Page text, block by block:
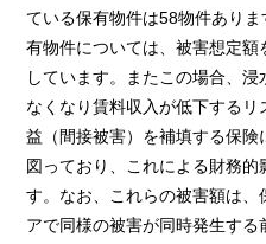
ている保有物件は58物件あり
有物件については、被害想定額
しています。またこの場合、
なくなり賃料収入が低下するリ
益（間接被害）を補填する保
図っており、これによる財務的
す。なお、これらの被害額は、
アで同様の被害が同時発生す